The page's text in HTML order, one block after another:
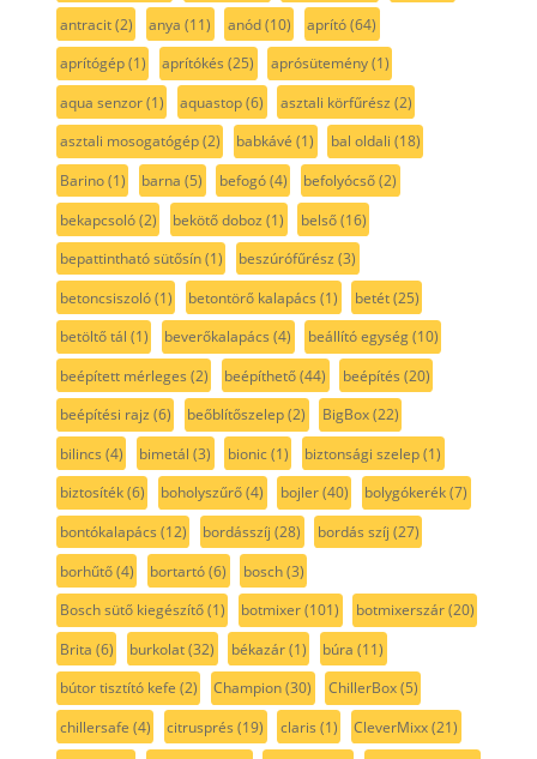
antracit(2) anya (11) anód(10) aprító(64)
aprítógép(1) aprítókés (25) aprósütemény(1)
aqua senzor(1) aquastop(6) asztali körfűrész (2)
asztali mosogatógép(2) babkávé (1) bal oldali (18)
Barino(1) barna (5) befogó(4) befolyócső(2)
bekapcsoló(2) bekötő doboz (1) belső(16)
bepattintható sütősín(1) beszúrófűrész (3)
betoncsiszoló(1) betontörő kalapács (1) betét(25)
betöltő tál (1) beverőkalapács (4) beállító egység(10)
beépített mérleges (2) beépíthető(44) beépítés (20)
beépítési rajz (6) beőblítőszelep(2) BigBox(22)
bilincs (4) bimetál (3) bionic(1) biztonsági szelep(1)
biztosíték(6) boholyszűrő(4) bojler(40) bolygókerék(7)
bontókalapács (12) bordásszíj (28) bordás szíj (27)
borhűtő(4) bortartó(6) bosch(3)
Bosch sütő kiegészítő(1) botmixer(101) botmixerszár(20)
Brita (6) burkolat(32) békazár(1) búra (11)
bútor tisztító kefe (2) Champion(30) ChillerBox(5)
chillersafe (4) citrusprés (19) claris (1) CleverMixx(21)